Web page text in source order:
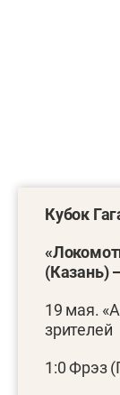
Кубок
(Казань)
19 мая.
зрителей
1:0 Фрэз